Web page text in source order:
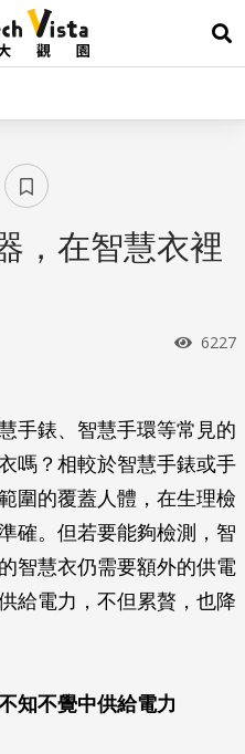
展
，在智慧衣裡
瀏覽
6227
手錶、智慧手環等常見的
嗎？相較於智慧手錶或手
圍的覆蓋人體，在生理檢
確。但若要能夠檢測，智
智慧衣仍需要額外的供電
給電力，不但累贅，也降
知不覺中供給電力